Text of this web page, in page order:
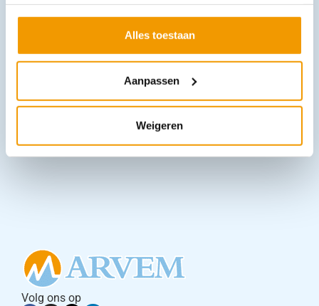
Alles toestaan
Aanpassen
Weigeren
Laminaatrol zonder vouw
Opties bekijken
Leverbaar
Volg ons op